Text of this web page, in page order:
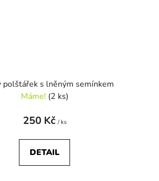
polštářek s lněným semínkem
Máme! (2 ks)
250 Kč / ks
DETAIL